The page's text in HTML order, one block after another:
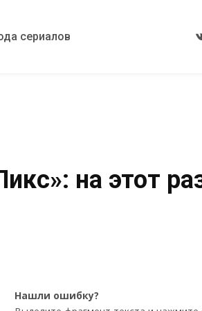
сериалов
на этот
Нашли ошибку?